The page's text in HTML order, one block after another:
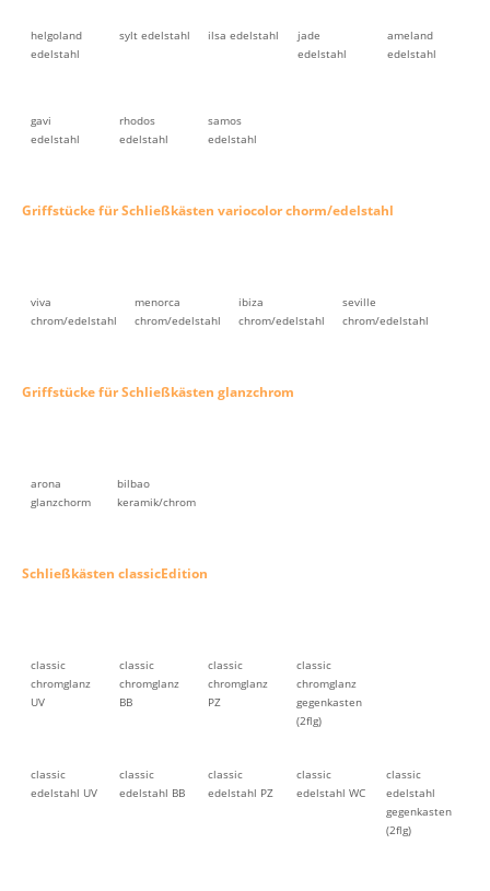
helgoland
edelstahl
sylt edelstahl ilsa edelstahl
jade
edelstahl
ameland
edelstahl
gavi
edelstahl
rhodos
edelstahl
samos
edelstahl
Griffstücke für Schließkästen variocolor chorm/edelstahl
viva
chrom/edelstahl
menorca
chrom/edelstahl
ibiza
chrom/edelstahl
seville
chrom/edelstahl
Griffstücke für Schließkästen glanzchrom
arona
glanzchorm
bilbao
keramik/chrom
Schließkästen classicEdition
classic
chromglanz
UV
classic
chromglanz
BB
classic
chromglanz
PZ
classic
chromglanz
gegenkasten
(2flg)
classic
edelstahl UV
classic
edelstahl BB
classic
edelstahl PZ
classic
edelstahl WC
classic
edelstahl
gegenkasten
(2flg)